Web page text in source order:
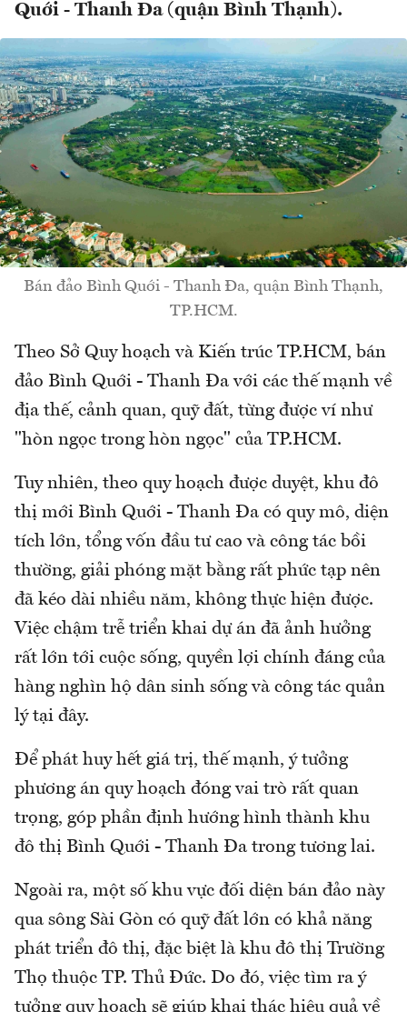
Quới - Thanh Đa (quận Bình Thạnh).
Bán đảo Bình Quới - Thanh Đa, quận Bình Thạnh,
TP.HCM.
Theo Sở Quy hoạch và Kiến trúc TP.HCM, bán
đảo Bình Quới - Thanh Đa với các thế mạnh về
địa thế, cảnh quan, quỹ đất, từng được ví như
"hòn ngọc trong hòn ngọc" của TP.HCM.
Tuy nhiên, theo quy hoạch được duyệt, khu đô
thị mới Bình Quới - Thanh Đa có quy mô, diện
tích lớn, tổng vốn đầu tư cao và công tác bồi
thường, giải phóng mặt bằng rất phức tạp nên
đã kéo dài nhiều năm, không thực hiện được.
Việc chậm trễ triển khai dự án đã ảnh hưởng
rất lớn tới cuộc sống, quyền lợi chính đáng của
hàng nghìn hộ dân sinh sống và công tác quản
lý tại đây.
Để phát huy hết giá trị, thế mạnh, ý tưởng
phương án quy hoạch đóng vai trò rất quan
trọng, góp phần định hướng hình thành khu
đô thị Bình Quới - Thanh Đa trong tương lai.
Ngoài ra, một số khu vực đối diện bán đảo này
qua sông Sài Gòn có quỹ đất lớn có khả năng
phát triển đô thị, đặc biệt là khu đô thị Trường
Thọ thuộc TP. Thủ Đức. Do đó, việc tìm ra ý
tưởng quy hoạch sẽ giúp khai thác hiệu quả về